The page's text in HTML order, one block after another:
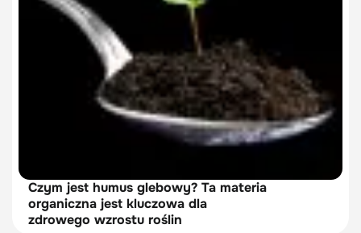
Czym jest humus glebowy? Ta materia
organiczna jest kluczowa dla
zdrowego wzrostu roślin